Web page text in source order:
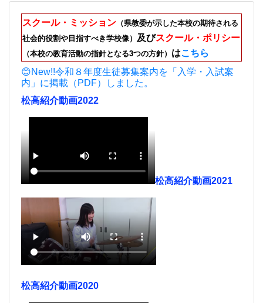
スクール・ミッション （県教委が示した本校の期待される
社会的役割や目指すべき学校像） 及びスクール・ポリシー
（本校の教育活動の指針となる3つの方針） はこちら
😊New!!令和８年度生徒募集案内を「入学・入試案
内」に掲載（PDF）しました。
松高紹介動画2022
松高紹介動画2021
松高紹介動画2020